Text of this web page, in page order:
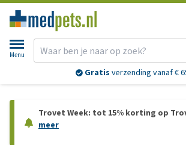
Menu
Gratis verzending vanaf €
Trovet Week: tot 15% korting op
meer